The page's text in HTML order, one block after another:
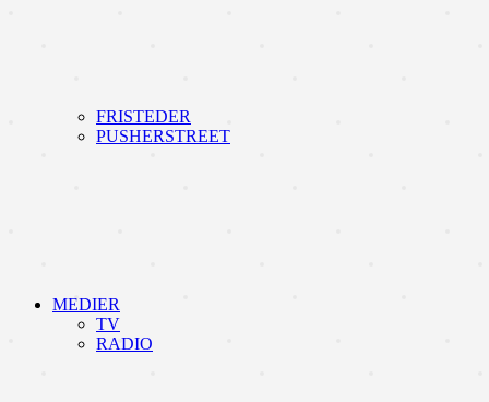
FRISTEDER
PUSHERSTREET
MEDIER
TV
RADIO